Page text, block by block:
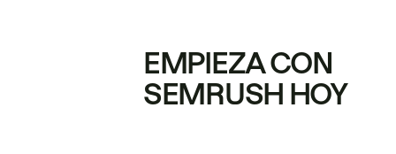
EMPIEZA CON
SEMRUSH HOY